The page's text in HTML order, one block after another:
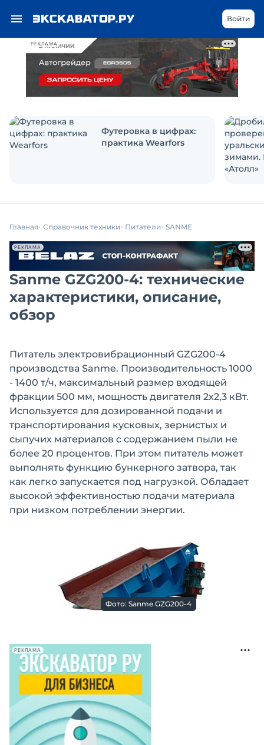
РЕКЛАМА
Войти
Футеровка в цифрах:
практика Wearfors
Главная Справочник техники Питатели SANME
РЕКЛАМА
Sanme GZG200-4: технические
характеристики, описание,
обзор
Питатель электровибрационный GZG200-4
производства Sanme. Производительность 1000
- 1400 т/ч, максимальный размер входящей
фракции 500 мм, мощность двигателя 2х2,3 кВт.
Используется для дозированной подачи и
транспортирования кусковых, зернистых и
сыпучих материалов с содержанием пыли не
более 20 процентов. При этом питатель может
выполнять функцию бункерного затвора, так
как легко запускается под нагрузкой. Обладает
высокой эффективностью подачи материала
при низком потреблении энергии.
Фото: Sanme GZG200-4
РЕКЛАМА